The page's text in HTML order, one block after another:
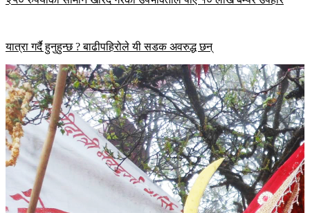
यात्रा गर्दै हुनुहुन्छ ? बाढीपहिरोले यी सडक अवरुद्ध छन्